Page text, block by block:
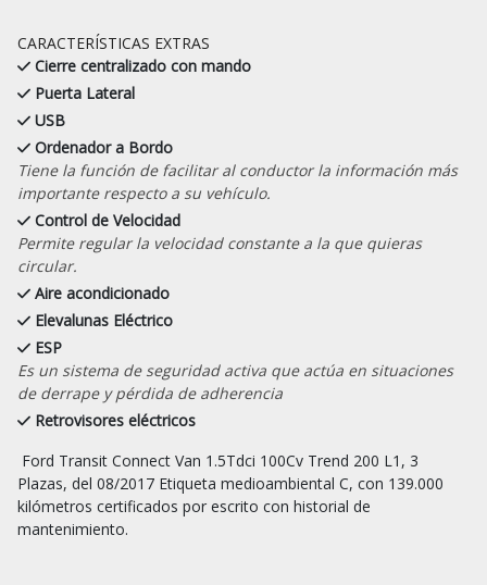
CARACTERÍSTICAS EXTRAS
Cierre centralizado con mando
Puerta Lateral
USB
Ordenador a Bordo
Tiene la función de facilitar al conductor la información más
importante respecto a su vehículo.
Control de Velocidad
Permite regular la velocidad constante a la que quieras
circular.
Aire acondicionado
Elevalunas Eléctrico
ESP
Es un sistema de seguridad activa que actúa en situaciones
de derrape y pérdida de adherencia
Retrovisores eléctricos
Plazas, del 08/2017 Etiqueta medioambiental C, con 139.000
kilómetros certificados por escrito con historial de
mantenimiento.